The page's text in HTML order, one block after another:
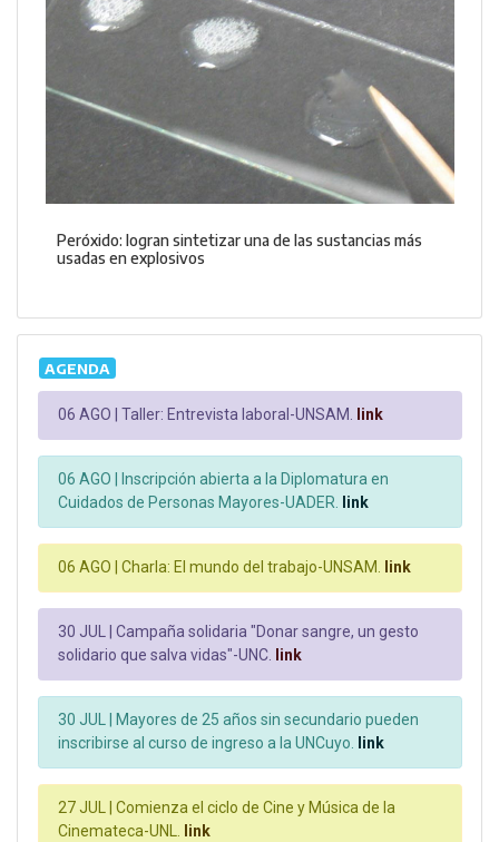
Peróxido: logran sintetizar una de las sustancias más
usadas en explosivos
AGENDA
06 AGO | Taller: Entrevista laboral-UNSAM. link
06 AGO |
Inscripción abierta a la Diplomatura en
Cuidados de Personas Mayores-UADER. link
06 AGO | Charla: El mundo del trabajo-UNSAM. link
30 JUL | Campaña solidaria "Donar sangre, un gesto
solidario que salva vidas"-UNC. link
30 JUL |
Mayores de 25 años sin secundario pueden
inscribirse al curso de ingreso a la UNCuyo. link
27 JUL | Comienza el ciclo de Cine y Música de la
Cinemateca-UNL. link